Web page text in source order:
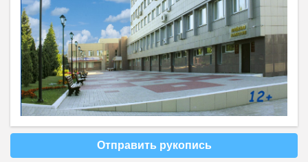
Отправить рукопись